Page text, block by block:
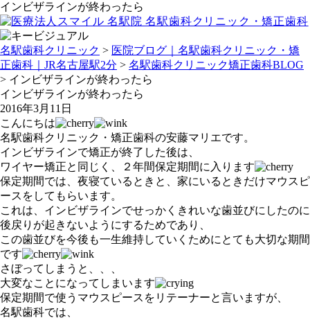
インビザラインが終わったら
名駅歯科クリニック > 医院ブログ｜名駅歯科クリニック・矯
正歯科｜JR名古屋駅2分 > 名駅歯科クリニック矯正歯科BLOG
> インビザラインが終わったら
インビザラインが終わったら
2016年3月11日
こんにちは
名駅歯科クリニック・矯正歯科の安藤マリエです。
インビザラインで矯正が終了した後は、
ワイヤー矯正と同じく、２年間保定期間に入ります
保定期間では、夜寝ているときと、家にいるときだけマウスピ
ースをしてもらいます。
これは、インビザラインでせっかくきれいな歯並びにしたのに
後戻りが起きないようにするためであり、
この歯並びを今後も一生維持していくためにとても大切な期間
です
さぼってしまうと、、、
大変なことになってしまいます
保定期間で使うマウスピースをリテーナーと言いますが、
名駅歯科では、